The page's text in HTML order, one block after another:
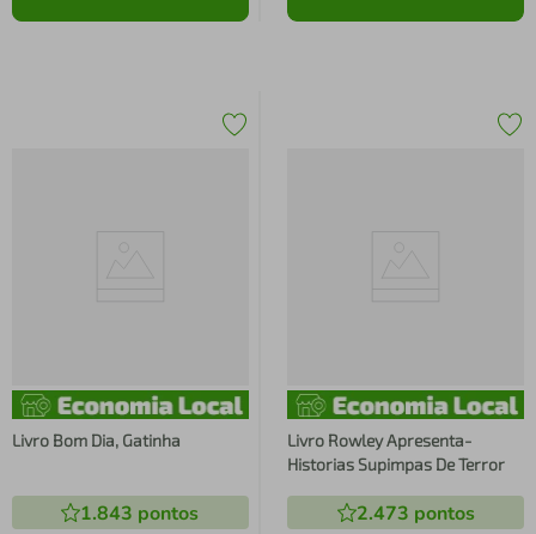
Livro Bom Dia, Gatinha
1.843 pontos
Livro Rowley Apresenta-
Historias Supimpas De Terror
2.473 pontos